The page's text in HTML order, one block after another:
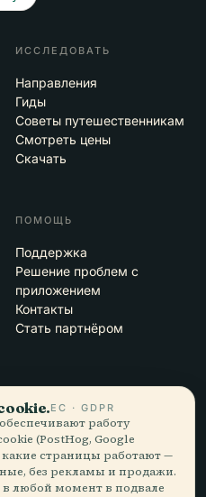
ИССЛЕДОВАТЬ
Направления
Гиды
Советы путешественникам
Смотреть цены
Скачать
ПОМОЩЬ
Поддержка
Решение проблем с
приложением
Контакты
Стать партнёром
ЕС · GDPR
работу
(PostHog, Google
страницы работают —
без рекламы и продажи.
любой момент в подвале